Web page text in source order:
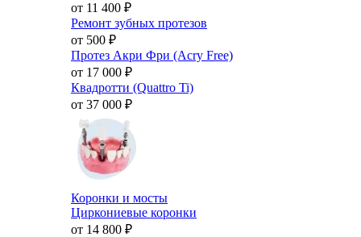
от 11 400 ₽
Ремонт зубных протезов
от 500 ₽
Протез Акри Фри (Acry Free)
от 17 000 ₽
Квадротти (Quattro Ti)
от 37 000 ₽
Коронки и мосты
Циркониевые коронки
от 14 800 ₽